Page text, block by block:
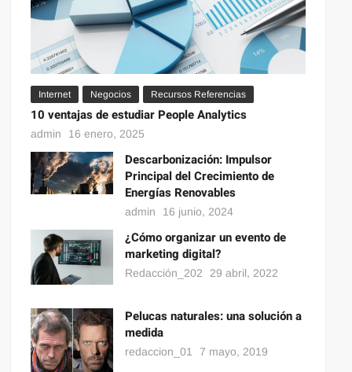
Internet Negocios Recursos Referencias
10 ventajas de estudiar People Analytics
admin 16 enero, 2025
Descarbonización: Impulsor
Principal del Crecimiento de
Energías Renovables
admin 16 junio, 2024
¿Cómo organizar un evento de
marketing digital?
Redacción_202 29 abril, 2022
Pelucas naturales: una solución a
medida
redaccion_01 7 mayo, 2019